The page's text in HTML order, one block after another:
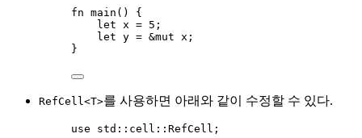
fn main () {
let
x = 5 ;
let y = &mut x ;
}
RefCell<T>를 사용하면 아래와 같이 수정할 수 있다.
use std :: cell :: RefCell;